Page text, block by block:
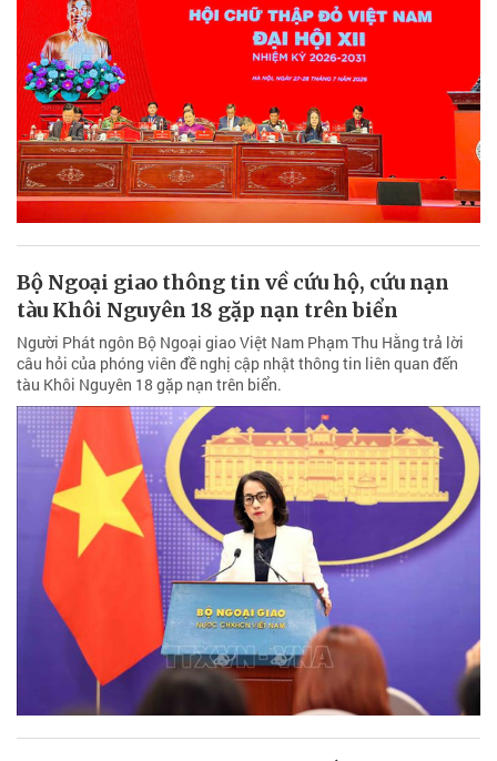
Bộ Ngoại giao thông tin về cứu hộ, cứu nạn
tàu Khôi Nguyên 18 gặp nạn trên biển
Người Phát ngôn Bộ Ngoại giao Việt Nam Phạm Thu Hằng trả lời
câu hỏi của phóng viên đề nghị cập nhật thông tin liên quan đến
tàu Khôi Nguyên 18 gặp nạn trên biển.